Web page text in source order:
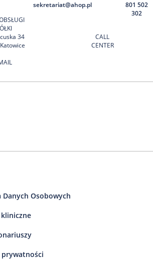
34
sekretariat@ahop.pl
CALL
CENTER
801 502
302
Danych Osobowych